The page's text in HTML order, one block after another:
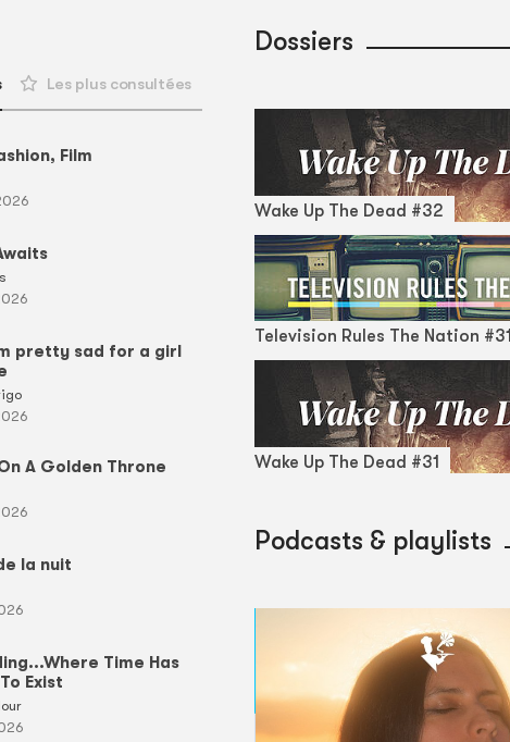
Les plus consultées
Film
pretty sad for a girl
A Golden Throne
la nuit
Time Has
Exist
Dossiers
Wake Up The Dead #32
Television Rules The Nation #31
Wake Up The Dead #31
Podcasts & playlists